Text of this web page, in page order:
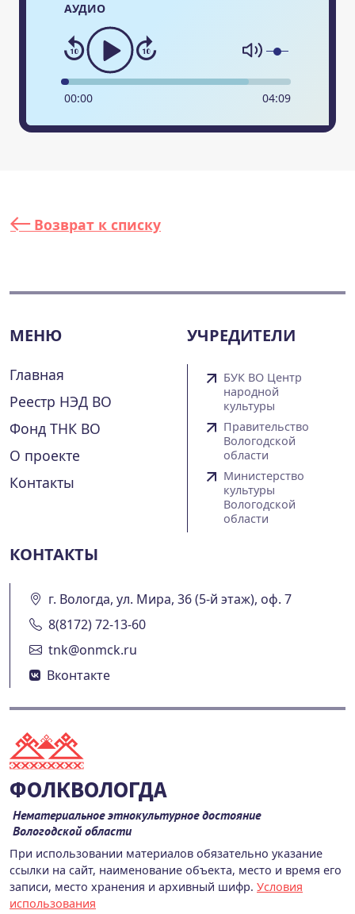
АУДИО
00:00 04:09
Возврат к списку
МЕНЮ
Главная
Реестр НЭД ВО
Фонд ТНК ВО
О проекте
Контакты
УЧРЕДИТЕЛИ
БУК ВО Центр
народной
культуры
Правительство
Вологодской
области
Министерство
культуры
Вологодской
области
КОНТАКТЫ
г. Вологда, ул. Мира, 36 (5-й этаж), оф. 7
8(8172) 72-13-60
tnk@onmck.ru
Вконтакте
ФОЛКВОЛОГДА
Нематериальное этнокультурное достояние
Вологодской области
При использовании материалов обязательно указание
ссылки на сайт, наименование объекта, место и время его
записи, место хранения и архивный шифр. Условия
использования